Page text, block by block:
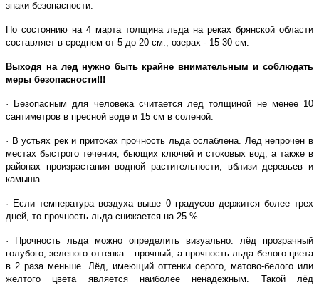
знаки безопасности.
По состоянию на 4 марта толщина льда на реках брянской области
составляет в среднем от 5 до 20 см., озерах - 15-30 см.
Выходя на лед нужно быть крайне внимательным и соблюдать
меры безопасности!!!
· Безопасным для человека считается лед толщиной не менее 10
сантиметров в пресной воде и 15 см в соленой.
· В устьях рек и притоках прочность льда ослаблена. Лед непрочен в
местах быстрого течения, бьющих ключей и стоковых вод, а также в
районах произрастания водной растительности, вблизи деревьев и
камыша.
· Если температура воздуха выше 0 градусов держится более трех
дней, то прочность льда снижается на 25 %.
· Прочность льда можно определить визуально: лёд прозрачный
голубого, зеленого оттенка – прочный, а прочность льда белого цвета
в 2 раза меньше. Лёд, имеющий оттенки серого, матово-белого или
желтого цвета является наиболее ненадежным. Такой лёд